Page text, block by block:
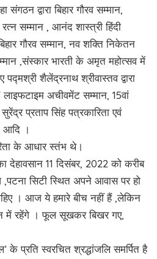
संगठन द्वारा बिहार गौरव सम्मान,
रत्न सम्मान , आनंद शास्त्री हिंदी
गौरव सम्मान, नव शक्ति निकेतन
,संस्कार भारती के अमृत महोत्सव में
शैलेंद्रनाथ श्रीवास्तव द्वारा
अचीवमेंट सम्मान, 15वां
प्रताप सिंह पत्रकारिता एवं
आदि ।
के आधार स्तंभ थे।
देहावसान 11 दिसंबर, 2022 को करीब
,पटना सिटी स्थित अपने आवास पर हो
। आज ये हमारे बीच नहीं हैं ,लेकिन
में रहेंगे । फूल सूखकर बिखर गए,
के प्रति स्वरचित श्रद्धांजलि समर्पित है